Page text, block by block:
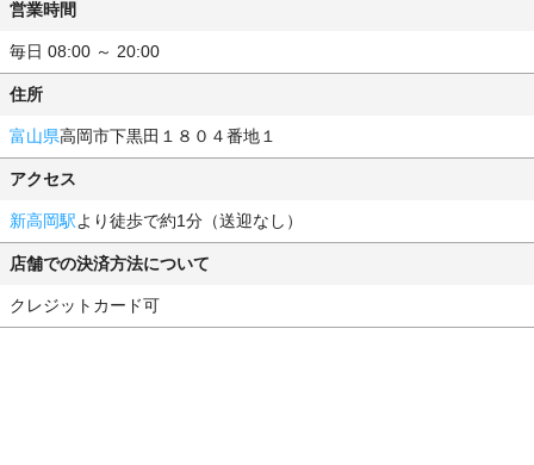
営業時間
毎日 08:00 ～ 20:00
住所
富山県高岡市下黒田１８０４番地１
アクセス
新高岡駅より徒歩で約1分（送迎なし）
店舗での決済方法について
クレジットカード可